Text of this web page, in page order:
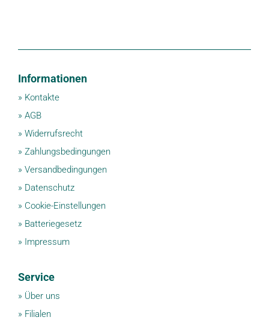
Informationen
» Kontakte
» AGB
» Widerrufsrecht
» Zahlungsbedingungen
» Versandbedingungen
» Datenschutz
» Cookie-Einstellungen
» Batteriegesetz
» Impressum
Service
» Über uns
» Filialen